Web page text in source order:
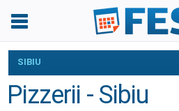
SIBIU
Pizzerii - Sibiu